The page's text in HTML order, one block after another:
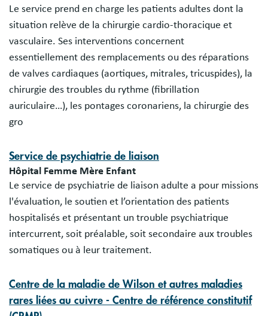
Le service prend en charge les patients adultes dont la
situation relève de la chirurgie cardio-thoracique et
vasculaire. Ses interventions concernent
essentiellement des remplacements ou des réparations
de valves cardiaques (aortiques, mitrales, tricuspides), la
chirurgie des troubles du rythme (fibrillation
auriculaire…), les pontages coronariens, la chirurgie des
gro
Service de psychiatrie de liaison
Hôpital Femme Mère Enfant
Le service de psychiatrie de liaison adulte a pour missions
l'évaluation, le soutien et l’orientation des patients
hospitalisés et présentant un trouble psychiatrique
intercurrent, soit préalable, soit secondaire aux troubles
somatiques ou à leur traitement.
Centre de la maladie de Wilson et autres maladies
rares liées au cuivre - Centre de référence constitutif